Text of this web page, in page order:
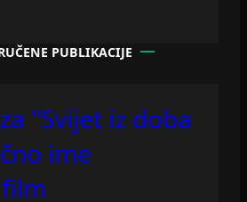
PUBLIKACIJE
"Svijet iz doba
ime